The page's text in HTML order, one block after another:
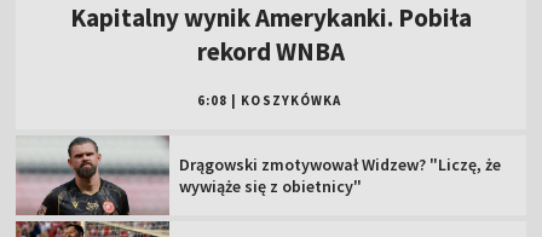
Kapitalny wynik Amerykanki. Pobiła
rekord WNBA
6:08 KOSZYKÓWKA
Drągowski zmotywował Widzew? "Liczę, że
wywiąże się z obietnicy"